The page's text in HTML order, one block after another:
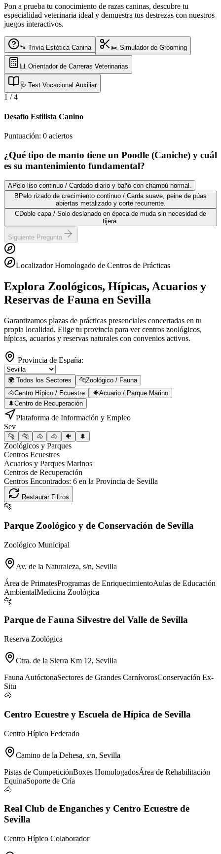
Pon a prueba tu conocimiento de razas caninas, descubre tu
especialidad veterinaria ideal y demuestra tus destrezas con nuestros
juegos interactivos.
🐾 Trivia Estética Canina ✂️ Simulador de Grooming
📊 Orientador de Carreras Veterinarias
🩺 Test Vocacional Auxiliar
1 /4
Desafío Estilista Canino
Puntuación: 0 aciertos
¿Qué tipo de manto tiene un Poodle (Caniche) y cuál
es su mantenimiento fundamental?
APelo liso continuo / Cardado diario y baño con champú normal.
B Pelo rizado de crecimiento continuo / Carda suave, peine de púas
abiertas metalizado y corte recurrente.
CDoble capa / Solo deslanado en época de muda sin necesidad de
tijera.
Siguiente Pregunta
Localizador Homologado de Centros de Prácticas
Explora Zoológicos, Hípicas, Acuarios y
Reservas de Fauna en Sevilla
Garantizamos plazas de prácticas presenciales concertadas en tu
propia localidad. Elige tu provincia para ver centros zoológicos,
hípicas, acuarios y reservas naturales con convenios activos.
Provincia de España:
🌍 Todos los Sectores 🐆Zoológico / Fauna
🐴Centro Hípico / Ecuestre 🐠Acuario / Parque Marino
🌲Centro de Recuperación
Plataforma de Información y Empleo
Sev
🐆 🐆 🐴 🐴 🐠 🌲
Zoológicos y Parques
Centros Ecuestres
Acuarios y Parques Marinos
Centros de Recuperación
Centros Encontrados: 6 en la Provincia de Sevilla
Restaurar Filtros
🐆
Parque Zoológico y de Conservación de Sevilla
Zoológico Municipal
Av. de la Naturaleza, s/n, Sevilla
Área de PrimatesProgramas de EnriquecimientoAulas de Educación
AmbientalMedicina Zoológica
🐆
Parque de Fauna Silvestre del Valle de Sevilla
Reserva Zoológica
Ctra. de la Sierra Km 12, Sevilla
Fauna AutóctonaSectores de Grandes CarnívorosConservación Ex-
Situ
🐴
Centro Ecuestre y Escuela de Hípica de Sevilla
Centro Hípico Federado
Camino de la Dehesa, s/n, Sevilla
Pistas de CompeticiónBoxes HomologadosÁrea de Rehabilitación
EquinaSoporte de Cría
🐴
Real Club de Enganches y Centro Ecuestre de
Sevilla
Centro Hípico Colaborador